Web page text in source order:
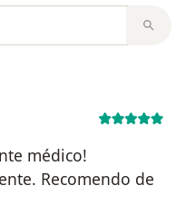
médico!
Recomendo de